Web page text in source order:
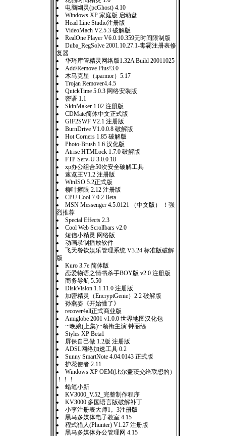
电脑幽灵(pcGhost) 4.10
Windows XP 家庭版 启动盘
Head Line Studio注册版
VideoMach V2.5.3 破解版
RealOne Player V6.0.10.359无时间限制版
Duba_RegSolve 2001.10.27.1-毒霸注册表修
复器
华琦库管精灵网络版1.32A Build 20011025
Add/Remove Plus!3.0
木马克星（iparmor）5.17
Trojan Remover4.4.5
QuickTime 5.0.3 网络安装版
密语 1.1
SkinMaker 1.02 注册版
CDMate简体中文正式版
GIF2SWF V2.1 注册版
BurnDrive V1.0.0.8 破解版
Hot Corners 1.85 破解版
Photo-Brush 1.6 汉化版
Atrise HTMLock 1.7.0 破解版
FTP Serv-U 3.0.0.18
xp办公组合50次安全破解工具
速览王V1.2 注册版
WinISO 5.2正式版
柳叶擦眼 2.12 注册版
CPU Cool 7.0.2 Beta
MSN Messenger 4.5.0121 （中文版） ！强
烈推荐
Special Effects 2.3
Cool Web Scrollbars v2.0
短信小精灵 网络版
动画录制播放软件
飞天餐饮娱乐管理系统 V3.24 标准版破解
版
Kuro 3.7e 简体版
恋爱物语之情书杀手BOY版 v2.0 注册版
商务导航 5.50
DiskVision 1.1.11.0 注册版
加密精灵（EncryptGenie）2.2 破解版
孙燕姿《开始懂了》
recover4all正式商业版
Amiglobe 2001 v1.0.0 世界地图汉化包
:::晚娘(上集):::领衔主演 钟丽缇
Styles XP Beta1
屏保自己做 1.2版 注册版
ADSL网络加速工具 0.2
Sunny SmartNote 4.04.0143 正式版
护花使者 2.11
Windows XP OEM(比尔盖茨交给联想的）
！！！
蜡笔小新
KV3000_V.52_完整制作程序
KV3000 多国语言版破解补丁
小李注册表大师1。3注册版
黑马多媒体电子教室 4.15
程式猎人(Phunter) V1.27 注册版
黑马多媒体办公管理网 4.15